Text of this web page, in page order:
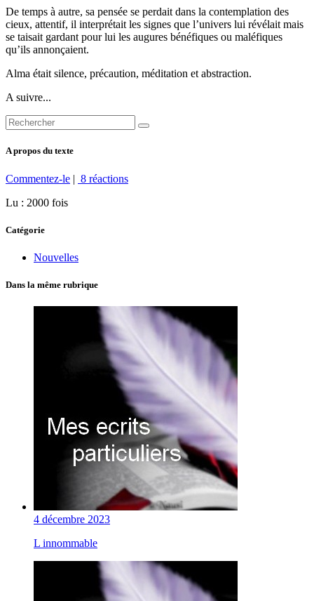
De temps à autre, sa pensée se perdait dans la contemplation des
cieux, attentif, il interprétait les signes que l’univers lui révélait mais
se taisait gardant pour lui les augures bénéfiques ou maléfiques
qu’ils annonçaient.
Alma était silence, précaution, méditation et abstraction.
A suivre...
A propos du texte
Commentez-le | 8 réactions
Lu : 2000 fois
Catégorie
Nouvelles
Dans la même rubrique
4 décembre 2023
L innommable